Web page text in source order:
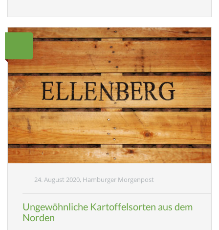
24. August 2020, Hamburger Morgenpost
Ungewöhnliche Kartoffelsorten aus dem
Norden